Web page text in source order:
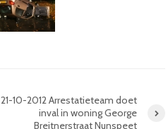
21-10-2012 Arrestatieteam doet
inval in woning George
Breitnerstraat Nunspeet